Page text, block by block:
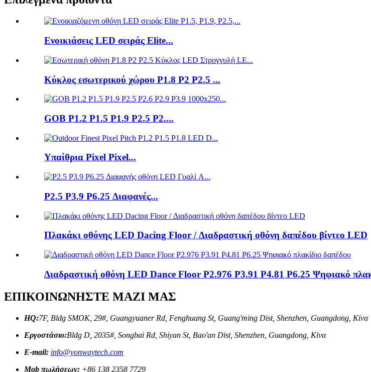
Ενοικιάσεις LED σειράς Elite...
Κύκλος εσωτερικού χώρου P1.8 P2 P2.5 ...
GOB P1.2 P1.5 P1.9 P2.5 P2....
Υπαίθρια Pixel Pixel...
P2.5 P3.9 P6.25 Διαφανές...
Πλακάκι οθόνης LED Dacing Floor / Διαδραστική οθόνη δαπέδου βίντεο LED
Διαδραστική οθόνη LED Dance Floor P2.976 P3.91 P4.81 P6.25 Ψηφιακό
ΕΠΙΚΟΙΝΩΝΗΣΤΕ ΜΑΖΙ ΜΑΣ
HQ:7F, Bldg SMOK, 29#, Guangyuaner Rd, Fenghuang St, Guang'ming Dist, Shenzhen, Guangdong, Κίνα
Εργοστάσιο:Bldg D, 2035#, Songbai Rd, Shiyan St, Bao'an Dist, Shenzhen, Guangdong, Κίνα
E-mail: info@yonwaytech.com
Mob πωλήσεων: +86 138 2358 7729